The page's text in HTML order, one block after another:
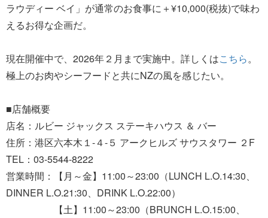
ラウディー ベイ」が通常のお食事に＋¥10,000(税抜)で味わ
えるお得な企画だ。
現在開催中で、2026年２月まで実施中。詳しくはこちら。
極上のお肉やシーフードと共にNZの風を感じたい。
■店舗概要
店名：ルビー ジャックス ステーキハウス ＆ バー
住所：港区六本木１-４-５ アークヒルズ サウスタワー ２F
TEL：03-5544-8222
営業時間：【月～金】11:00～23:00（LUNCH L.O.14:30、
DINNER L.O.21:30、DRINK L.O.22:00）
【土】11:00～23:00（BRUNCH L.O.15:00、